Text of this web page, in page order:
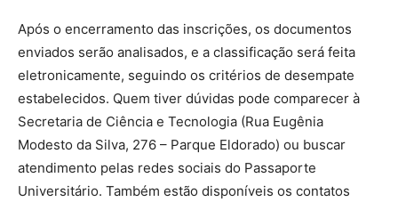
Após o encerramento das inscrições, os documentos
enviados serão analisados, e a classificação será feita
eletronicamente, seguindo os critérios de desempate
estabelecidos. Quem tiver dúvidas pode comparecer à
Secretaria de Ciência e Tecnologia (Rua Eugênia
Modesto da Silva, 276 – Parque Eldorado) ou buscar
atendimento pelas redes sociais do Passaporte
Universitário. Também estão disponíveis os contatos